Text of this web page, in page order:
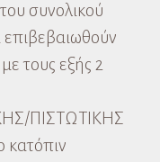
συνολικού
τους εξής 2
ΠΙΣΤΩΤΙΚΗΣ
κατόπιν